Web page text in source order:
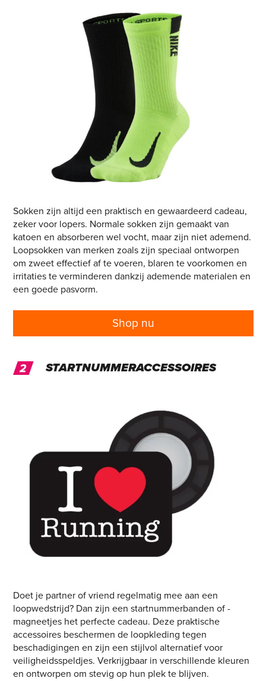
Sokken zijn altijd een praktisch en gewaardeerd cadeau,
zeker voor lopers. Normale sokken zijn gemaakt van
katoen en absorberen wel vocht, maar zijn niet ademend.
Loopsokken van merken zoals zijn speciaal ontworpen
om zweet effectief af te voeren, blaren te voorkomen en
irritaties te verminderen dankzij ademende materialen en
een goede pasvorm.
Shop nu
STARTNUMMERACCESSOIRES
Doet je partner of vriend regelmatig mee aan een
loopwedstrijd? Dan zijn een startnummerbanden of -
magneetjes het perfecte cadeau. Deze praktische
accessoires beschermen de loopkleding tegen
beschadigingen en zijn een stijlvol alternatief voor
veiligheidsspeldjes. Verkrijgbaar in verschillende kleuren
en ontworpen om stevig op hun plek te blijven.